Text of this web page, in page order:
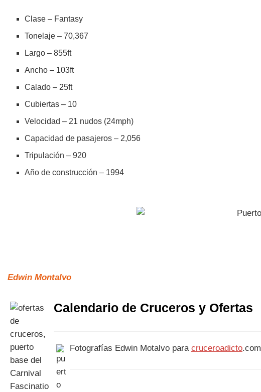
Clase – Fantasy
Tonelaje – 70,367
Largo – 855ft
Ancho – 103ft
Calado – 25ft
Cubiertas – 10
Velocidad – 21 nudos (24mph)
Capacidad de pasajeros – 2,056
Tripulación – 920
Año de construcción – 1994
Edwin Montalvo
Calendario de Cruceros y Ofertas
Fotografías Edwin Motalvo para cruceroadicto.com